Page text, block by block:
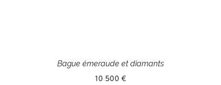
Bague émeraude et diamants
10 500 €